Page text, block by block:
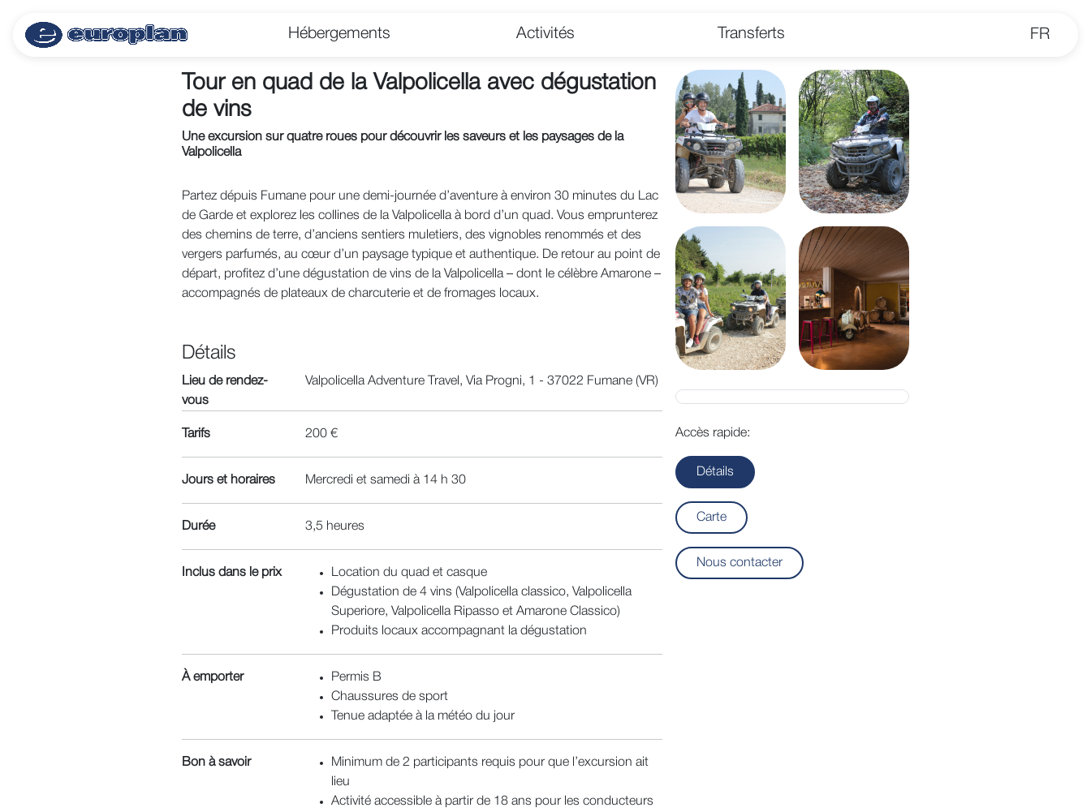
Hébergements Activités Transferts FR
Tour en quad de la Valpolicella avec dégustation
de vins
Une excursion sur quatre roues pour découvrir les saveurs et les paysages de la
Valpolicella
Partez dépuis Fumane pour une demi‑journée d’aventure à environ 30 minutes du Lac
de Garde et explorez les collines de la Valpolicella à bord d’un quad. Vous emprunterez
des chemins de terre, d’anciens sentiers muletiers, des vignobles renommés et des
vergers parfumés, au cœur d’un paysage typique et authentique. De retour au point de
départ, profitez d’une dégustation de vins de la Valpolicella – dont le célèbre Amarone –
accompagnés de plateaux de charcuterie et de fromages locaux.
Détails
Lieu de rendez-
vous
Valpolicella Adventure Travel, Via Progni, 1 - 37022 Fumane (VR)
Tarifs 200 €
Jours et horaires Mercredi et samedi à 14 h 30
Durée 3,5 heures
Inclus dans le prix
Location du quad et casque
Dégustation de 4 vins (Valpolicella classico, Valpolicella
Superiore, Valpolicella Ripasso et Amarone Classico)
Produits locaux accompagnant la dégustation
À emporter
Permis B
Chaussures de sport
Tenue adaptée à la météo du jour
Bon à savoir
Minimum de 2 participants requis pour que l’excursion ait
lieu
Activité accessible à partir de 18 ans pour les conducteurs
Accès rapide:
Détails
Carte
Nous contacter